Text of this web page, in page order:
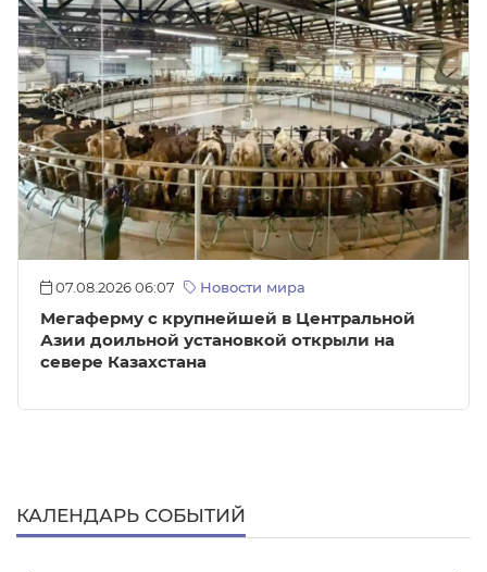
07.08.2026 06:07 Новости мира
Мегаферму с крупнейшей в Центральной
Азии доильной установкой открыли на
севере Казахстана
КАЛЕНДАРЬ СОБЫТИЙ